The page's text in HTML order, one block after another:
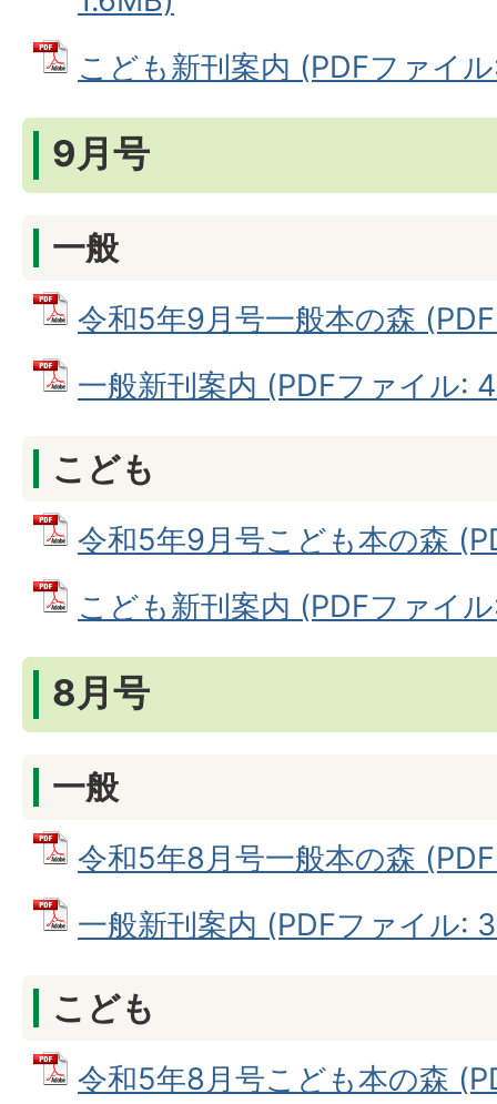
こども新刊案内 (PDFファイ
9月号
一般
令和5年9月号一般本の森
一般新刊案内 (PDFファイル:
こども
令和5年9月号こども本の森
こども新刊案内 (PDFファイ
8月号
一般
令和5年8月号一般本の森
一般新刊案内 (PDFファイル:
こども
令和5年8月号こども本の森